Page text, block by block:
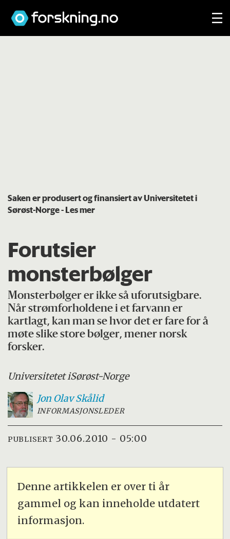
Saken er produsert og finansiert av Universitetet i
Sørøst-Norge- Les mer
Forutsier
monsterbølger
Monsterbølger er ikke så uforutsigbare.
Når strømforholdene i et farvann er
kartlagt, kan man se hvor det er fare for å
møte slike store bølger, mener norsk
forsker.
Universitetet iSørøst-Norge
Jon Olav Skålid
INFORMASJONSLEDER
PUBLISERT 30.06.2010 - 05:00
Denne artikkelen er over ti år
gammel og kan inneholde utdatert
informasjon.